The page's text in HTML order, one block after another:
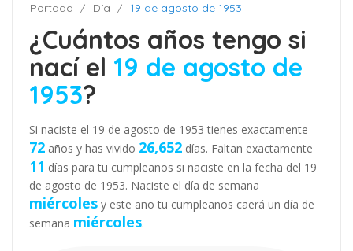
Portada Día 19 de agosto de 1953
¿Cuántos años tengo si
nací el 19 de agosto de
1953?
Si naciste el 19 de agosto de 1953 tienes exactamente
72 años y has vivido 26,652 días. Faltan exactamente
11 días para tu cumpleaños si naciste en la fecha del 19
de agosto de 1953. Naciste el día de semana
miércoles y este año tu cumpleaños caerá un día de
semana miércoles.